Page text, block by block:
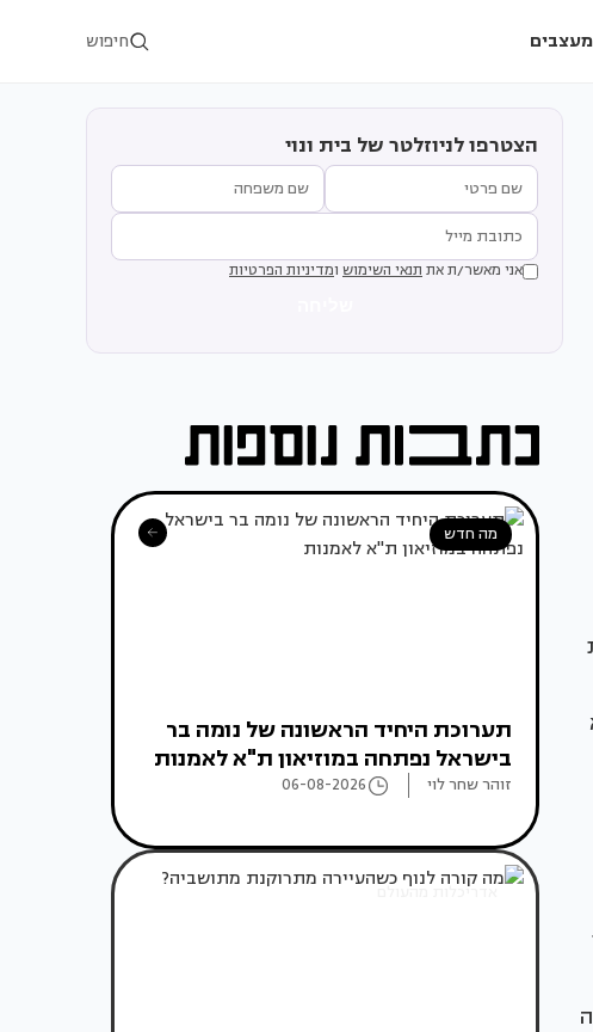
חיפוש
הצטרפו לניוזלטר של בית ונוי
אני מאשר/ת את תנאי השימוש ומדיניות הפרטיות
מה חדש
תערוכת היחיד הראשונה של נומה בר
בישראל נפתחה במוזיאון ת"א לאמנות
זוהר שחר לוי 06-08-2026
אדריכלות מהעולם